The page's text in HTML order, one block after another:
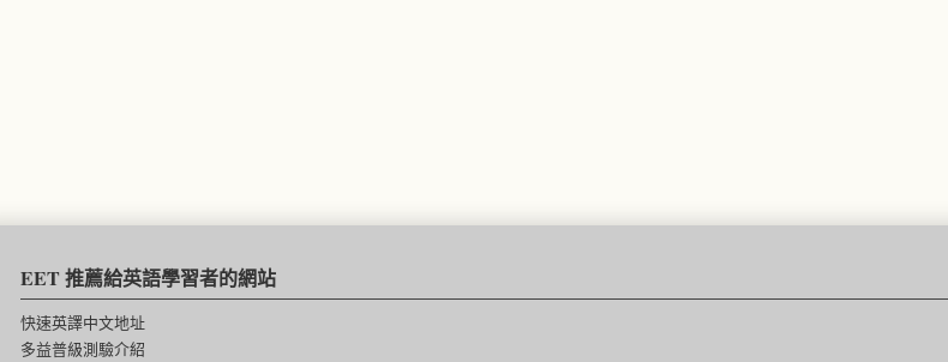
EET 推薦給英語學習者的網站
快速英譯中文地址
多益普級測驗介紹